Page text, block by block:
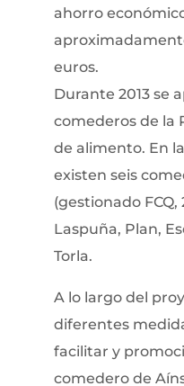
ahorro
euros.
Durante 2013 se
comederos de la
de alimento. En
existen seis
(gestionado
Laspuña, Plan,
Torla.
A lo largo del
diferentes
facilitar y
comedero de